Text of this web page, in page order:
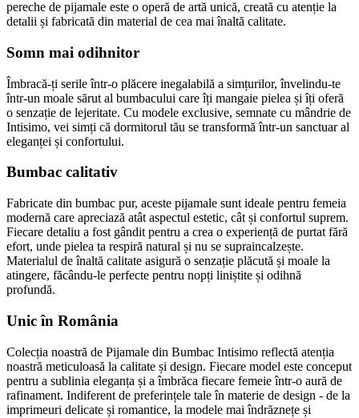
pereche de pijamale este o operă de artă unică, creată cu atenție la
detalii și fabricată din material de cea mai înaltă calitate.
Somn mai odihnitor
Îmbracă-ți serile într-o plăcere inegalabilă a simțurilor, învelindu-te
într-un moale sărut al bumbacului care îți mangaie pielea și îți oferă
o senzație de lejeritate. Cu modele exclusive, semnate cu mândrie de
Intisimo, vei simți că dormitorul tău se transformă într-un sanctuar al
eleganței și confortului.
Bumbac calitativ
Fabricate din bumbac pur, aceste pijamale sunt ideale pentru femeia
modernă care apreciază atât aspectul estetic, cât și confortul suprem.
Fiecare detaliu a fost gândit pentru a crea o experiență de purtat fără
efort, unde pielea ta respiră natural și nu se supraincalzește.
Materialul de înaltă calitate asigură o senzație plăcută și moale la
atingere, făcându-le perfecte pentru nopți liniștite și odihnă
profundă.
Unic în România
Colecția noastră de Pijamale din Bumbac Intisimo reflectă atenția
noastră meticuloasă la calitate și design. Fiecare model este conceput
pentru a sublinia eleganța și a îmbrăca fiecare femeie într-o aură de
rafinament. Indiferent de preferințele tale în materie de design - de la
imprimeuri delicate și romantice, la modele mai îndrăznețe și